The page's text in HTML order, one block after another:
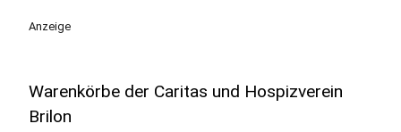
Anzeige
Warenkörbe der Caritas und Hospizverein
Brilon